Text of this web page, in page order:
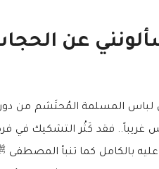
عن
لباس المسلمة المُحتَشم من دون
غريباً.. فقد كَثُر التشكيك في
بالكامل كما تنبأ